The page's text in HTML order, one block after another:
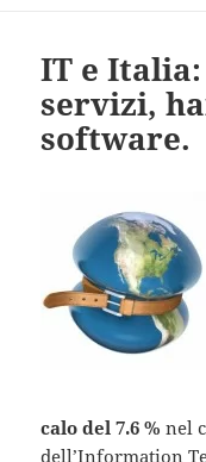
IT e
servizi,
software.
calo del 7.6 % nel
dell’Information